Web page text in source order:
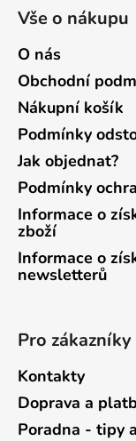
Vše o nákupu
O nás
Obchodní
Nákupní košík
Podmínky
Jak objednat?
Podmínky
Informace o
zboží
Informace o
newsletterů
Pro zákazníky
Kontakty
Doprava a
Poradna - tipy